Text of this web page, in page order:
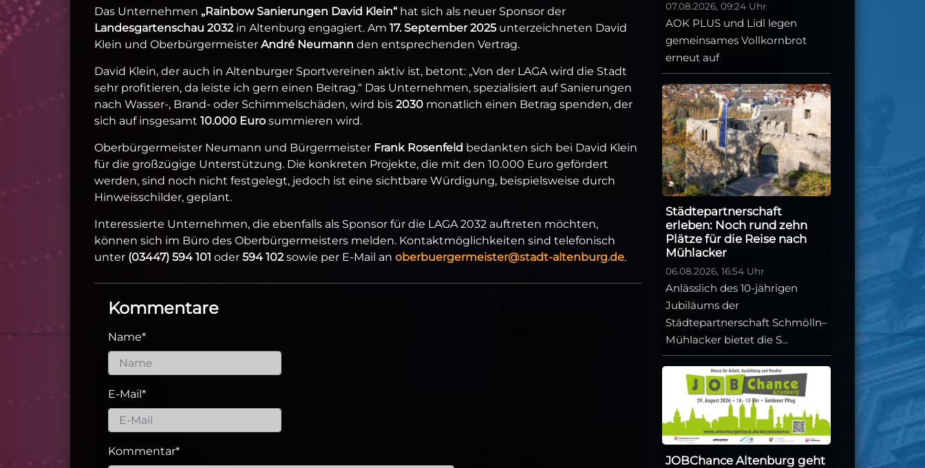
Das Unternehmen „Rainbow Sanierungen David Klein“ hat sich als neuer Sponsor der
Landesgartenschau 2032in Altenburg engagiert. Am 17. September 2025 unterzeichneten David
Klein und Oberbürgermeister André Neumann den entsprechenden Vertrag.
David Klein, der auch in Altenburger Sportvereinen aktiv ist, betont: „Von der LAGA wird die Stadt
sehr profitieren, da leiste ich gern einen Beitrag.“ Das Unternehmen, spezialisiert auf Sanierungen
nach Wasser-, Brand- oder Schimmelschäden, wird bis 2030 monatlich einen Betrag spenden, der
sich auf insgesamt 10.000 Euro summieren wird.
Oberbürgermeister Neumann und Bürgermeister Frank Rosenfeld bedankten sich bei David Klein
für die großzügige Unterstützung. Die konkreten Projekte, die mit den 10.000 Euro gefördert
werden, sind noch nicht festgelegt, jedoch ist eine sichtbare Würdigung, beispielsweise durch
Hinweisschilder, geplant.
Interessierte Unternehmen, die ebenfalls als Sponsor für die LAGA 2032 auftreten möchten,
können sich im Büro des Oberbürgermeisters melden. Kontaktmöglichkeiten sind telefonisch
unter (03447) 594 101 oder 594 102sowie per E-Mail an oberbuergermeister@stadt-altenburg.de.
Kommentare
Name*
E-Mail*
Kommentar*
07.08.2026, 09:24 Uhr
AOK PLUS und Lidl legen
gemeinsames Vollkornbrot
erneut auf
Städtepartnerschaft
erleben: Noch rund zehn
Plätze für die Reise nach
Mühlacker
06.08.2026, 16:54 Uhr
Anlässlich des 10-jährigen
Jubiläums der
Städtepartnerschaft Schmölln–
Mühlacker bietet die S...
JOBChance Altenburg geht